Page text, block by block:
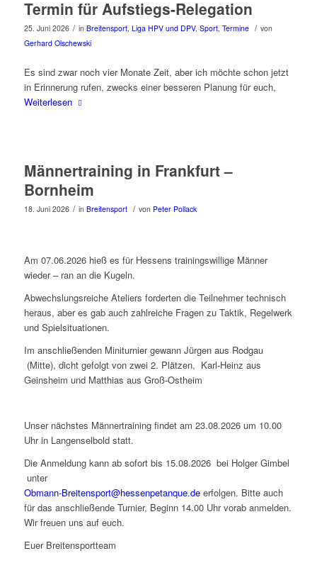
Termin für Aufstiegs-Relegation
25. Juni 2026 / in Breitensport, Liga HPV und DPV, Sport, Termine / von
Gerhard Olschewski
Es sind zwar noch vier Monate Zeit, aber ich möchte schon jetzt
in Erinnerung rufen, zwecks einer besseren Planung für euch,
Weiterlesen
Männertraining in Frankfurt –
Bornheim
18. Juni 2026 / in Breitensport / von Peter Pollack
Am 07.06.2026 hieß es für Hessens trainingswillige Männer
wieder – ran an die Kugeln.
Abwechslungsreiche Ateliers forderten die Teilnehmer technisch
heraus, aber es gab auch zahlreiche Fragen zu Taktik, Regelwerk
und Spielsituationen.
Im anschließenden Miniturnier gewann Jürgen aus Rodgau
(Mitte), dicht gefolgt von zwei 2. Plätzen, Karl-Heinz aus
Geinsheim und Matthias aus Groß-Ostheim
Unser nächstes Männertraining findet am 23.08.2026 um 10.00
Uhr in Langenselbold statt.
Die Anmeldung kann ab sofort bis 15.08.2026 bei Holger Gimbel
unter
Obmann-Breitensport@hessenpetanque.deerfolgen. Bitte auch
für das anschließende Turnier, Beginn 14.00 Uhr vorab anmelden.
Wir freuen uns auf euch.
Euer Breitensportteam